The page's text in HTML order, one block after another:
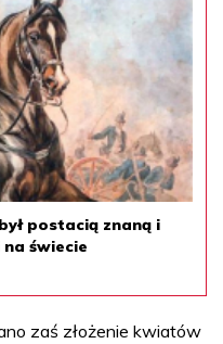
postacią znaną i
świecie
zaś złożenie kwiatów